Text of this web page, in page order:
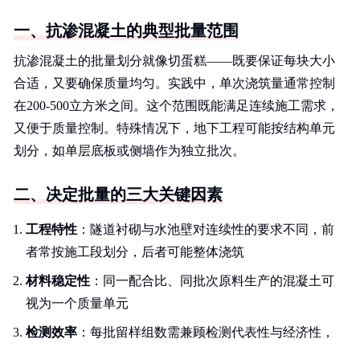
一、抗渗混凝土的典型批量范围
抗渗混凝土的批量划分就像切蛋糕——既要保证每块大小
合适，又要确保质量均匀。实践中，单次浇筑量通常控制
在200-500立方米之间。这个范围既能满足连续施工需求，
又便于质量控制。特殊情况下，地下工程可能按结构单元
划分，如单层底板或侧墙作为独立批次。
二、决定批量的三大关键因素
工程特性 ：隧道衬砌与水池壁对连续性的要求不同，前
者常按施工段划分，后者可能整体浇筑
材料稳定性 ：同一配合比、同批次原料生产的混凝土可
视为一个质量单元
检测效率 ：每批留样组数需兼顾检测代表性与经济性，